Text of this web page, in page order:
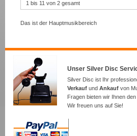
1 bis 11 von 2 gesamt
Das ist der Hauptmusikbereich
Unser Silver Disc
Silver Disc ist Ihr
Verkauf und Ankauf von
Fragen bieten wir Ihnen
Wir freuen uns auf Sie!